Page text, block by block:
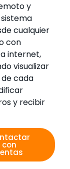
y
cualquier
con
internet,
visualizar
cada
y recibir
con